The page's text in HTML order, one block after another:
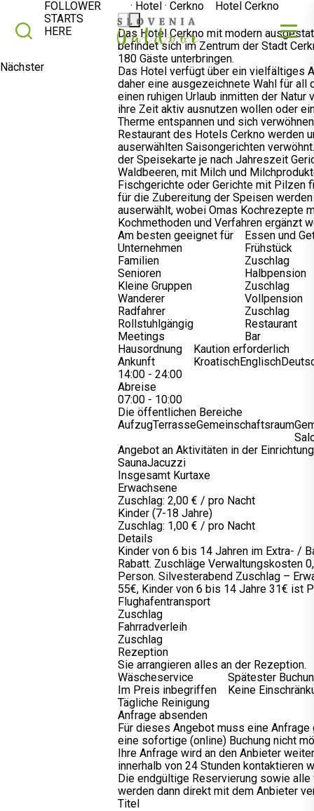
Suche SLOVENIA OUTDOOR
Nächster
FOLLOWER
STARTS
HERE
· Hotel · Cerkno Hotel Cerkno
Das Hotel Cerkno mit modern
befindet sich im Zentrum der Stadt
180 Gäste unterbringen.
Das Hotel verfügt über ein vielfältiges
daher eine ausgezeichnete Wahl für all
einen ruhigen Urlaub inmitten der Natur
ihre Zeit aktiv ausnutzen wollen oder
Therme entspannen und sich
Restaurant des Hotels Cerkno werden
auserwählten Saisongerichten
der Speisekarte je nach Jahreszeit
Waldbeeren, mit Milch und
Fischgerichte oder Gerichte mit Pilzen
für die Zubereitung der Speisen
auserwählt, wobei Omas Kochrezepte
Kochmethoden und Verfahren ergänzt
Am besten geeignet für
Unternehmen
Familien
Senioren
Kleine Gruppen
Wanderer
Radfahrer
Rollstuhlgängig
Meetings
Essen und
Frühstück
Zuschlag
Halbpension
Zuschlag
Vollpension
Zuschlag
Restaurant
Bar
Hausordnung
Ankunft
14:00 - 24:00
Abreise
07:00 - 10:00
Kaution erforderlich
KroatischEnglisch
Die öffentlichen Bereiche
AufzugTerrasseGemeinschaftsraum
Angebot an Aktivitäten in der Einrichtung
SaunaJacuzzi
Insgesamt Kurtaxe
Erwachsene
Zuschlag: 2,00 € / pro Nacht
Kinder (7-18 Jahre)
Zuschlag: 1,00 € / pro Nacht
Details
Kinder von 6 bis 14 Jahren im Extra- /
Rabatt. Zuschläge Verwaltungskosten
Person. Silvesterabend Zuschlag –
55€, Kinder von 6 bis 14 Jahre 31€ ist
Flughafentransport
Zuschlag
Fahrradverleih
Zuschlag
Rezeption
Sie arrangieren alles an der Rezeption.
Wäscheservice
Im Preis inbegriffen
Tägliche Reinigung
Spätester
Keine
Anfrage absenden
Für dieses Angebot muss eine
eine sofortige (online) Buchung nicht
Ihre Anfrage wird an den Anbieter
innerhalb von 24 Stunden kontaktieren
Die endgültige Reservierung sowie
werden dann direkt mit dem Anbieter
Titel